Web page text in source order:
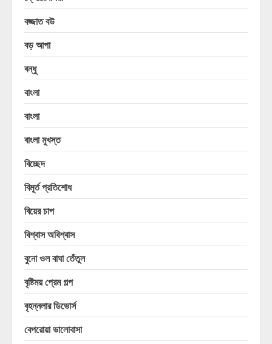
বজ্জাত বউ
বড় আপা
বন্ধু
বাংলা
বাংলা
বাংলা মুখস্ত
বিচ্ছেদ
বিমূর্ত প্রতিশোধ
বিয়ের চাপ
বিশ্বাস অবিশ্বাস
বুনো ওল বাঘা তেঁতুল
বৃষ্টিময় প্রেম গল্প
বৃহন্নলার ডিভোর্স
বেপরোয়া ভালোবাসা